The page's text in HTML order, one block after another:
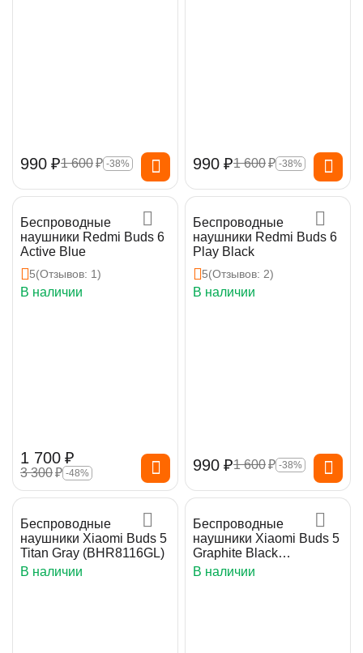
‍990‍ ₽1 600₽ -38% ‍990‍ ₽1 600₽ -38%
Беспроводные
наушники Redmi Buds 6
Active Blue
5(Отзывов: 1)
В наличии
1 700 ₽
3 300₽ -48%
Беспроводные
наушники Redmi Buds 6
Play Black
5(Отзывов: 2)
В наличии
‍990‍ ₽1 600₽ -38%
Беспроводные
наушники Xiaomi Buds 5
Titan Gray (BHR8116GL)
В наличии
Беспроводные
наушники Xiaomi Buds 5
Graphite Black
(BHR8118GL)
В наличии